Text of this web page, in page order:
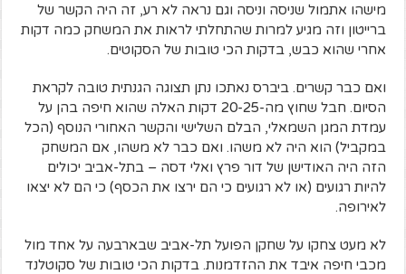
מישהו אתמול שניסה וניסה וגם נראה לא רע, זה היה הקשר של
ברייטון וזה מגיע למרות שהתחלתי לראות את המשחק כמה דקות
אחרי שהוא כבש, בדקות הכי טובות של הסקוטים.
ואם כבר קשרים. ביברס נאתכו נתן תצוגה הגנתית טובה לקראת
הסיום. חבל שחוץ מה-20-25 דקות האלה שהוא חיפה בהן על
עמדת המגן השמאלי, הבלם השלישי והקשר האחורי הנוסף (הכל
במקביל) הוא היה לא משהו. ואם כבר לא משהו, אם המשחק
הזה היה האודישן של דור פרץ ואלי דסה – בתל-אביב יכולים
להיות רגועים (או לא רגועים כי הם ירצו את הכסף) כי הם לא יצאו
לאירופה.
לא מעט צחקו על שחקן הפועל תל-אביב שבארבעה על אחד מול
מכבי חיפה איבד את ההזדמנות. בדקות הכי טובות של סקוטלנד